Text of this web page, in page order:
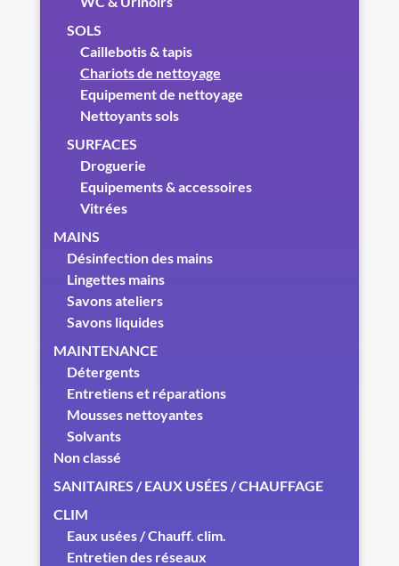
SOLS
Caillebotis & tapis
Chariots de nettoyage
Equipement de nettoyage
Nettoyants sols
SURFACES
Droguerie
Equipements & accessoires
Vitrées
MAINS
Désinfection des mains
Lingettes mains
Savons ateliers
Savons liquides
MAINTENANCE
Détergents
Entretiens et réparations
Mousses nettoyantes
Solvants
Non classé
SANITAIRES / EAUX USÉES / CHAUFFAGE
CLIM
Eaux usées / Chauff. clim.
Entretien des réseaux